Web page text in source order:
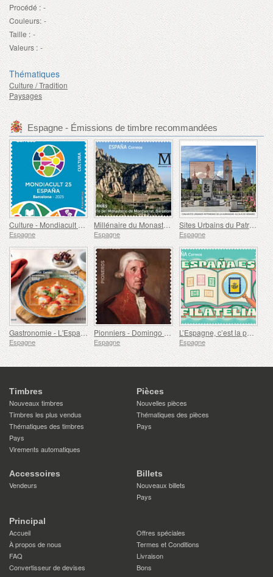
Procédé : -
Couleurs: -
Taille : -
Valeurs : -
Thématiques
Culture / Tradition
Paysages
Espagne - Émissions de timbre recommandées
Culture - Mondiacult 25 Espagne, Barcelone
Espagne
Millénaire du Monastère de Montserrat, Barcelone
Espagne
Sites Urbains du Patrimoine Mondial - Alcalá de Henares
Espagne
Gastronomie - L'Espagne en 19 Plats, Melilla, Lotte à la Rusadir
Espagne
Pionniers - Domingo de Bonechea
Espagne
L’Espagne, c’est la philatélie
Espagne
Timbres
Nouveaux timbres
Timbres les plus vendus
Thématiques des timbres
Pays
Virements automatiques
Pièces
Nouvelles pièces
Thématiques des pièces
Pays
Accessoires
Vendeurs
Billets
Nouveaux billets
Pays
Principal
Accueil
Offres spéciales
À propos de nous
Termes et Conditions
FAQ
Livraison
Convertisseur de devises
Bons